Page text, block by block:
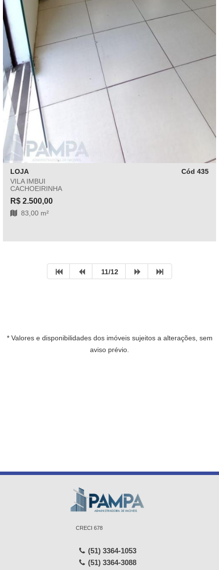
LOJA
Cód 435
VILA IMBUI
CACHOEIRINHA
R$ 2.500,00
83,00 m²
11/12
* Valores e disponibilidades dos imóveis sujeitos a alterações, sem
aviso prévio.
CRECI 678
(51) 3364-1053
(51) 3364-3088